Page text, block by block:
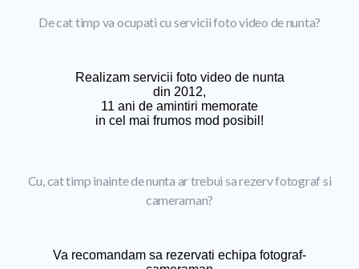
De cat timp va ocupati cu servicii foto video de nunta?
Realizam servicii foto video de nunta
din 2012,
11 ani de amintiri memorate
in cel mai frumos mod posibil!
Cu, cat timp inainte de nunta ar trebui sa rezerv fotograf si
cameraman?
Va recomandam sa rezervati echipa fotograf-